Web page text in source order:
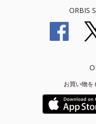
ORBIS
お買い物を